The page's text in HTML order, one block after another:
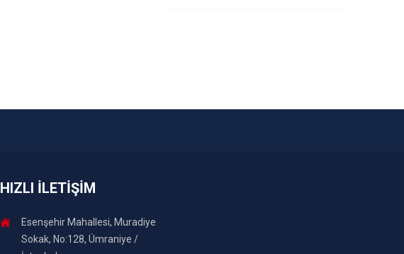
HIZLI İLETIŞIM
Esenşehir Mahallesi, Muradiye
Sokak, No:128, Ümraniye /